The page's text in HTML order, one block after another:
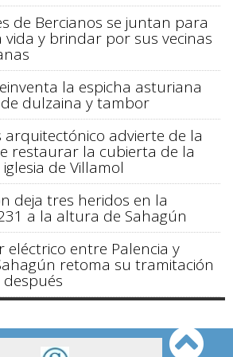
de Bercianos se juntan para
y brindar por sus vecinas
la espicha asturiana
dulzaina y tambor
arquitectónico advierte de la
restaurar la cubierta de la
de Villamol
deja tres heridos en la
a la altura de Sahagún
eléctrico entre Palencia y
retoma su tramitación
Digital: